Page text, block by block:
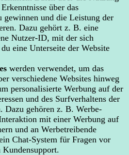
über das
gewinnen und die Leistung der
Dazu gehört z. B. eine
Nutzer-ID, mit der sich
eine Unterseite der Website
werden verwendet, um das
verschiedene Websites hinweg
personalisierte Werbung auf der
und des Surfverhaltens der
Dazu gehören z. B. Werbe-
mit einer Werbung auf
und an Werbetreibende
Chat-System für Fragen vor